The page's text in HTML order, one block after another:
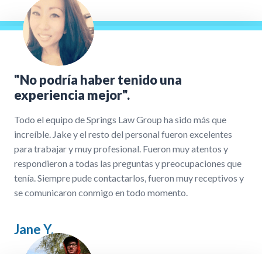
"No podría haber tenido una
experiencia mejor".
Todo el equipo de Springs Law Group ha sido más que
increíble. Jake y el resto del personal fueron excelentes
para trabajar y muy profesional. Fueron muy atentos y
respondieron a todas las preguntas y preocupaciones que
tenía. Siempre pude contactarlos, fueron muy receptivos y
se comunicaron conmigo en todo momento.
Jane Y.